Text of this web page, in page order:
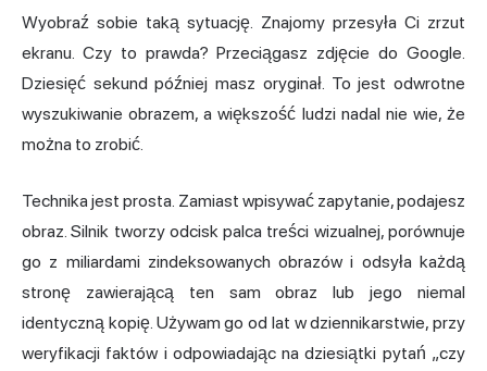
Wyobraź sobie taką sytuację. Znajomy przesyła Ci zrzut
ekranu. Czy to prawda? Przeciągasz zdjęcie do Google.
Dziesięć sekund później masz oryginał. To jest odwrotne
wyszukiwanie obrazem, a większość ludzi nadal nie wie, że
można to zrobić.
Technika jest prosta. Zamiast wpisywać zapytanie, podajesz
obraz. Silnik tworzy odcisk palca treści wizualnej, porównuje
go z miliardami zindeksowanych obrazów i odsyła każdą
stronę zawierającą ten sam obraz lub jego niemal
identyczną kopię. Używam go od lat w dziennikarstwie, przy
weryfikacji faktów i odpowiadając na dziesiątki pytań „czy